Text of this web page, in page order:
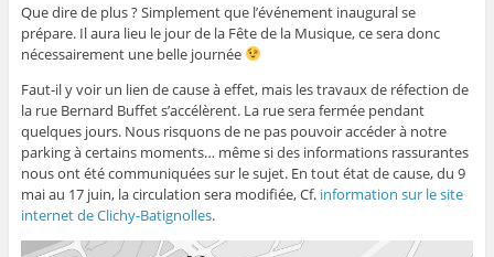
Que dire de plus ? Simplement que l’événement inaugural se
prépare. Il aura lieu le jour de la Fête de la Musique, ce sera donc
nécessairement une belle journée
Faut-il y voir un lien de cause à effet, mais les travaux de réfection de
la rue Bernard Buffet s’accélèrent. La rue sera fermée pendant
quelques jours. Nous risquons de ne pas pouvoir accéder à notre
parking à certains moments… même si des informations rassurantes
nous ont été communiquées sur le sujet. En tout état de cause, du 9
mai au 17 juin, la circulation sera modifiée, Cf. information sur le site
internet de Clichy-Batignolles.